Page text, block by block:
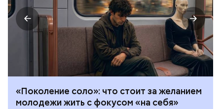
«Поколение соло»: что стоит за желанием
молодежи жить с фокусом «на себя»